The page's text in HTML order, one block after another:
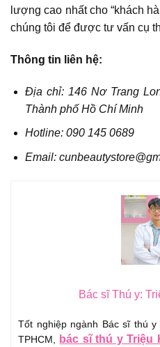
lượng cao nhất cho “khách
chúng tôi để được tư vấn cụ
Thông tin liên hệ:
Địa chỉ: 146 Nơ Trang
Thành phố Hồ Chí Minh
Hotline: 090 145 0689
Email:
Bác sĩ Thú y:
Tốt nghiệp ngành Bác sĩ thú
TPHCM,
bác sĩ thú y Triệu